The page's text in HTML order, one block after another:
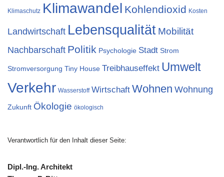
Klimaschutz Klimawandel Kohlendioxid Kosten
Landwirtschaft Lebensqualität Mobilität
Nachbarschaft Politik Psychologie Stadt Strom
Stromversorgung Tiny House Treibhauseffekt Umwelt
Verkehr Wasserstoff Wirtschaft Wohnen Wohnung
Zukunft Ökologie ökologisch
Verantwortlich für den Inhalt dieser Seite:
Dipl.-Ing. Architekt